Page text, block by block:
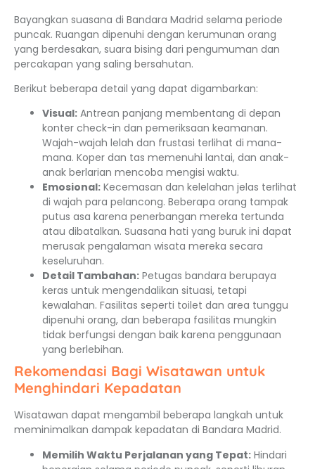
Bayangkan suasana di Bandara Madrid selama periode
puncak. Ruangan dipenuhi dengan kerumunan orang
yang berdesakan, suara bising dari pengumuman dan
percakapan yang saling bersahutan.
Berikut beberapa detail yang dapat digambarkan:
Visual: Antrean panjang membentang di depan
konter check-in dan pemeriksaan keamanan.
Wajah-wajah lelah dan frustasi terlihat di mana-
mana. Koper dan tas memenuhi lantai, dan anak-
anak berlarian mencoba mengisi waktu.
Emosional: Kecemasan dan kelelahan jelas terlihat
di wajah para pelancong. Beberapa orang tampak
putus asa karena penerbangan mereka tertunda
atau dibatalkan. Suasana hati yang buruk ini dapat
merusak pengalaman wisata mereka secara
keseluruhan.
Detail Tambahan: Petugas bandara berupaya
keras untuk mengendalikan situasi, tetapi
kewalahan. Fasilitas seperti toilet dan area tunggu
dipenuhi orang, dan beberapa fasilitas mungkin
tidak berfungsi dengan baik karena penggunaan
yang berlebihan.
Rekomendasi Bagi Wisatawan untuk
Menghindari Kepadatan
Wisatawan dapat mengambil beberapa langkah untuk
meminimalkan dampak kepadatan di Bandara Madrid.
Memilih Waktu Perjalanan yang Tepat: Hindari